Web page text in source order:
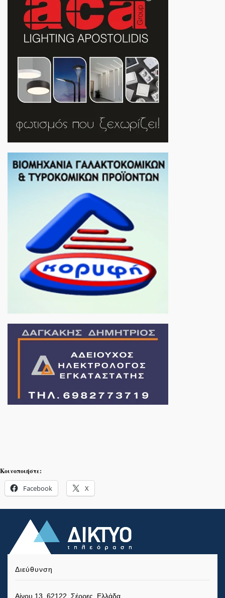
Κοινοποιήστε:
Facebook X
Διεύθυνση
Αίνου 13, 62122, Σέρρες, Ελλάδα